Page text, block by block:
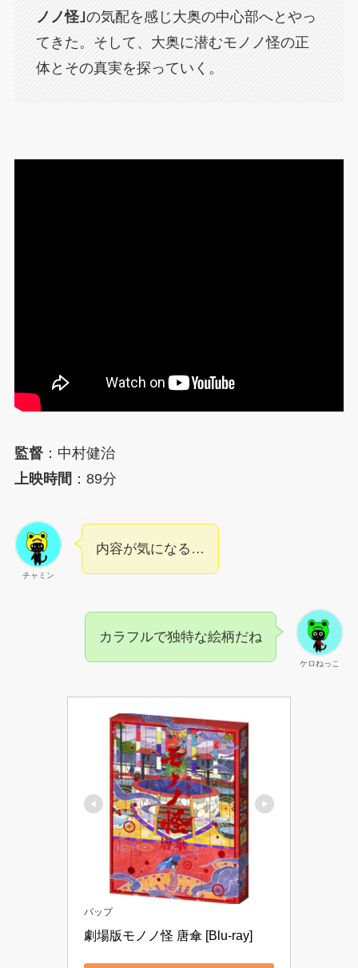
ノノ怪｣の気配を感じ大奥の中心部へとやっ
てきた。そして、大奥に潜むモノノ怪の正
体とその真実を探っていく。
監督：中村健治
上映時間 ：89分
チャミン
内容が気になる…
ケロねっこ
カラフルで独特な絵柄だね
バップ
劇場版モノノ怪 唐傘 [Blu-ray]